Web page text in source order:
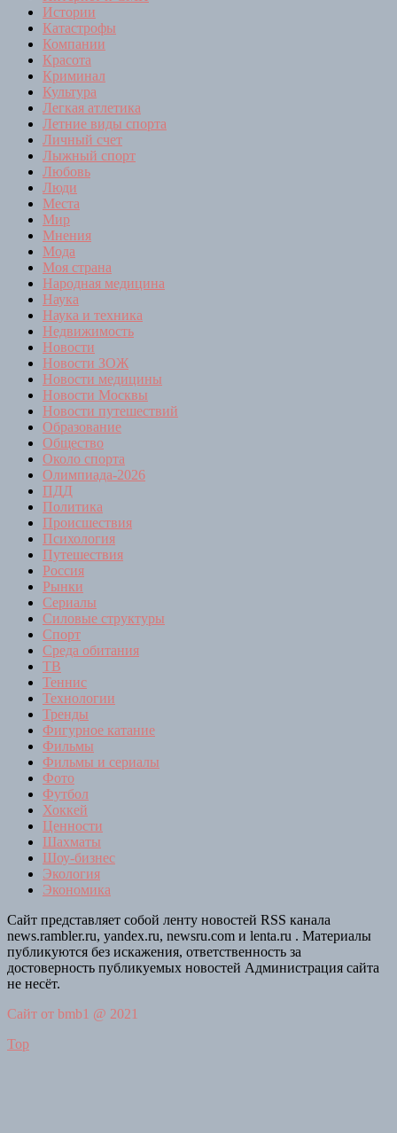
Истории
Катастрофы
Компании
Красота
Криминал
Культура
Легкая атлетика
Летние виды спорта
Личный счет
Лыжный спорт
Любовь
Люди
Места
Мир
Мнения
Мода
Моя страна
Народная медицина
Наука
Наука и техника
Недвижимость
Новости
Новости ЗОЖ
Новости медицины
Новости Москвы
Новости путешествий
Образование
Общество
Около спорта
Олимпиада-2026
ПДД
Политика
Происшествия
Психология
Путешествия
Россия
Рынки
Сериалы
Силовые структуры
Спорт
Среда обитания
ТВ
Теннис
Технологии
Тренды
Фигурное катание
Фильмы
Фильмы и сериалы
Фото
Футбол
Хоккей
Ценности
Шахматы
Шоу-бизнес
Экология
Экономика
Сайт представляет собой ленту новостей RSS канала
news.rambler.ru, yandex.ru, newsru.com и lenta.ru . Материалы
публикуются без искажения, ответственность за
достоверность публикуемых новостей Администрация сайта
не несёт.
Сайт от bmb1 @ 2021
Top